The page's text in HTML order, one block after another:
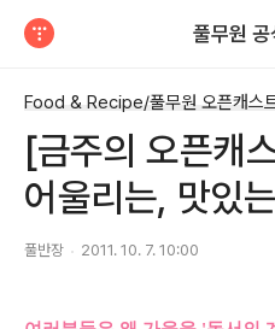
풀무원
Food & Recipe/풀무원 오픈캐스
[금주의 오픈캐
어울리는, 맛있
풀반장 2011. 10. 7. 10:00